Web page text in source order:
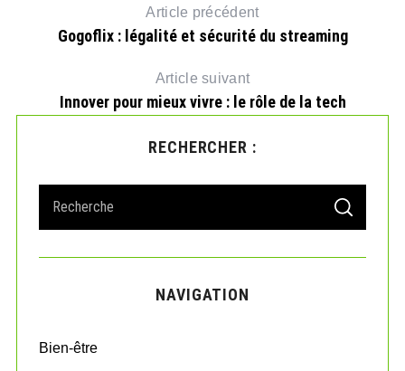
Article précédent
Gogoflix : légalité et sécurité du streaming
Article suivant
Innover pour mieux vivre : le rôle de la tech
RECHERCHER :
a
r
o
S
A
C
NAVIGATION
Bien-être